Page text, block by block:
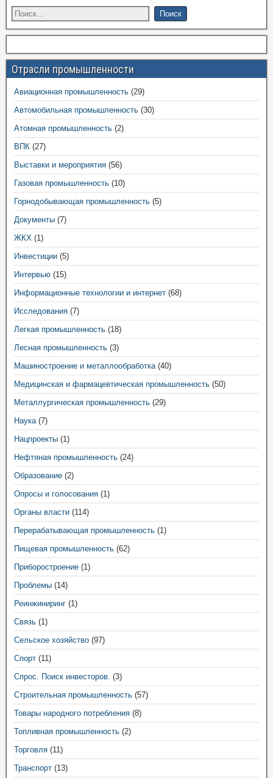
Отрасли промышленности
Авиационная промышленность (29)
Автомобильная промышленность (30)
Атомная промышленность (2)
ВПК (27)
Выставки и мероприятия (56)
Газовая промышленность (10)
Горнодобывающая промышленность (5)
Документы (7)
ЖКХ (1)
Инвестиции (5)
Интервью (15)
Информационные технологии и интернет (68)
Исследования (7)
Легкая промышленность (18)
Лесная промышленность (3)
Машиностроение и металлообработка(40)
Медицинская и фармацевтическая промышленность (50)
Металлургическая промышленность (29)
Наука(7)
Нацпроекты (1)
Нефтяная промышленность (24)
Образование (2)
Опросы и голосования (1)
Органы власти (114)
Перерабатывающая промышленность (1)
Пищевая промышленность (62)
Приборостроение (1)
Проблемы (14)
Реинжиниринг (1)
Связь (1)
Сельское хозяйство (97)
Спорт (11)
Спрос. Поиск инвесторов. (3)
Строительная промышленность (57)
Товары народного потребления (8)
Топливная промышленность (2)
Торговля (11)
Транспорт (13)